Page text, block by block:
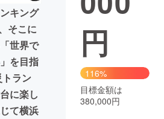
地域活性化
Good
CAMPFIRE Creation
と納税
コミュニティ
キング
そこに
世界で
を目指
ラン
に楽し
て横浜
円
116%
目標金額は
380,000円